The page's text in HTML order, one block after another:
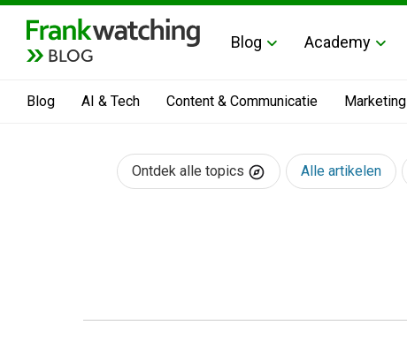
BLOG
Blog Academy
Blog AI & Tech Content & Communicatie Marketing
Ontdek alle topics Alle artikelen